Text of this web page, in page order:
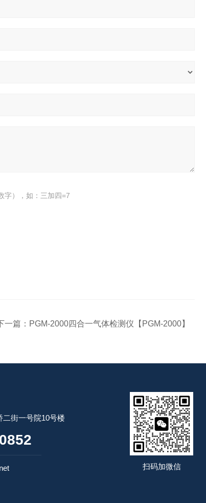
字），如：三加四=7
一篇： PGM-2000四合一气体检测仪【PGM-2000】
街一号院10号楼
扫码加微信